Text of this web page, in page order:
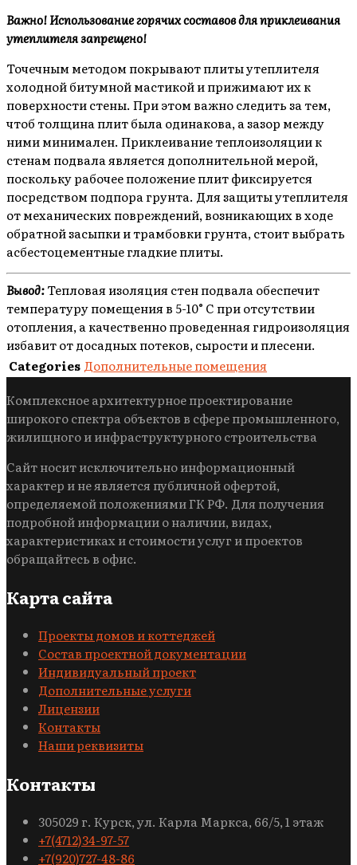
Важно! Использование горячих составов для приклеивания
утеплителя запрещено!
Точечным методом покрывают плиты утеплителя
холодной битумной мастикой и прижимают их к
поверхности стены. При этом важно следить за тем,
чтоб толщина плит была одинакова, а зазор между
ними минимален. Приклеивание теплоизоляции к
стенам подвала является дополнительной мерой,
поскольку рабочее положение плит фиксируется
посредством подпора грунта. Для защиты утеплителя
от механических повреждений, возникающих в ходе
обратной засыпки и трамбовки грунта, стоит выбрать
асбестоцементные гладкие плиты.
Вывод:Тепловая изоляция стен подвала обеспечит
температуру помещения в 5-10° С при отсутствии
отопления, а качественно проведенная гидроизоляция
избавит от досадных потеков, сырости и плесени.
Categories Дополнительные помещения
Комплексное архитектурное проектирование
широкого спектра объектов в сфере промышленного,
жилищного и инфраструктурного строительства
Сайт носит исключительно информационный
характер и не является публичной офертой,
определяемой положениями ГК РФ. Для получения
подробной информации о наличии, видах,
характеристиках и стоимости услуг и проектов
обращайтесь в офис.
Карта сайта
Проекты домов и коттеджей
Состав проектной документации
Индивидуальный проект
Дополнительные услуги
Лицензии
Контакты
Наши реквизиты
Контакты
305029 г. Курск, ул. Карла Маркса, 66/5, 1 этаж
+7(4712)34-97-57
+7(920)727-48-86